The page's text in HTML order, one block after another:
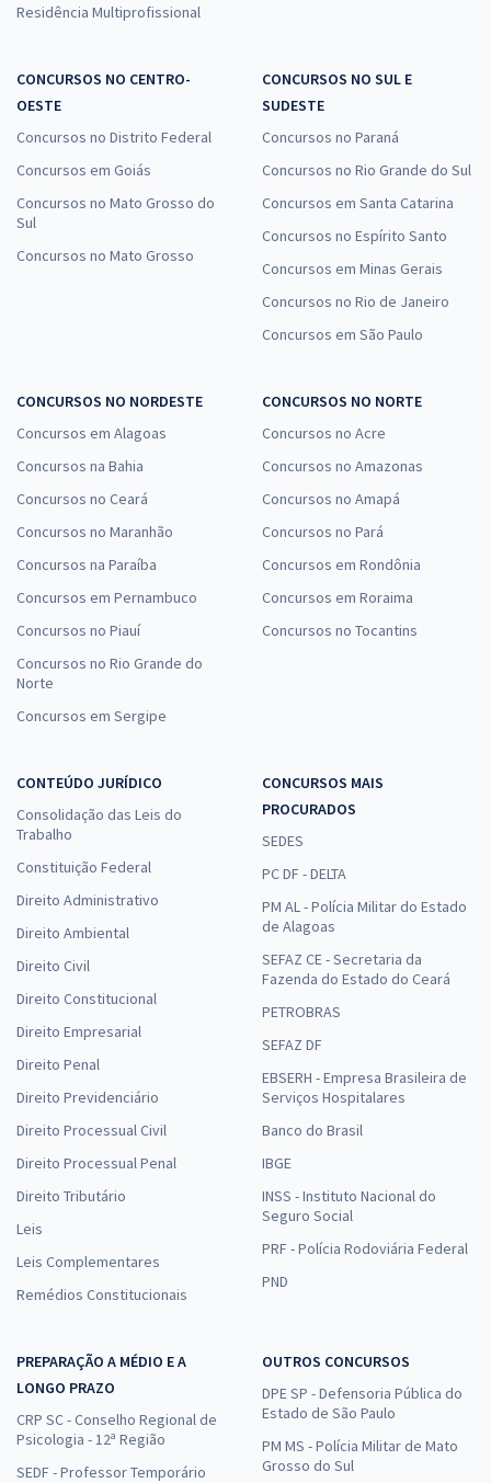
Residência Multiprofissional
CONCURSOS NO CENTRO-
OESTE
Concursos no Distrito Federal
Concursos em Goiás
Concursos no Mato Grosso do
Sul
Concursos no Mato Grosso
CONCURSOS NO SUL E
SUDESTE
Concursos no Paraná
Concursos no Rio Grande do Sul
Concursos em Santa Catarina
Concursos no Espírito Santo
Concursos em Minas Gerais
Concursos no Rio de Janeiro
Concursos em São Paulo
CONCURSOS NO NORDESTE
Concursos em Alagoas
Concursos na Bahia
Concursos no Ceará
Concursos no Maranhão
Concursos na Paraíba
Concursos em Pernambuco
Concursos no Piauí
Concursos no Rio Grande do
Norte
Concursos em Sergipe
CONCURSOS NO NORTE
Concursos no Acre
Concursos no Amazonas
Concursos no Amapá
Concursos no Pará
Concursos em Rondônia
Concursos em Roraima
Concursos no Tocantins
CONTEÚDO JURÍDICO
Consolidação das Leis do
Trabalho
Constituição Federal
Direito Administrativo
Direito Ambiental
Direito Civil
Direito Constitucional
Direito Empresarial
Direito Penal
Direito Previdenciário
Direito Processual Civil
Direito Processual Penal
Direito Tributário
Leis
Leis Complementares
Remédios Constitucionais
CONCURSOS MAIS
PROCURADOS
SEDES
PC DF - DELTA
PM AL - Polícia Militar do Estado
de Alagoas
SEFAZ CE - Secretaria da
Fazenda do Estado do Ceará
PETROBRAS
SEFAZ DF
EBSERH - Empresa Brasileira de
Serviços Hospitalares
Banco do Brasil
IBGE
INSS - Instituto Nacional do
Seguro Social
PRF - Polícia Rodoviária Federal
PND
PREPARAÇÃO A MÉDIO E A
LONGO PRAZO
CRP SC - Conselho Regional de
Psicologia - 12ª Região
SEDF - Professor Temporário
OUTROS CONCURSOS
DPE SP - Defensoria Pública do
Estado de São Paulo
PM MS - Polícia Militar de Mato
Grosso do Sul